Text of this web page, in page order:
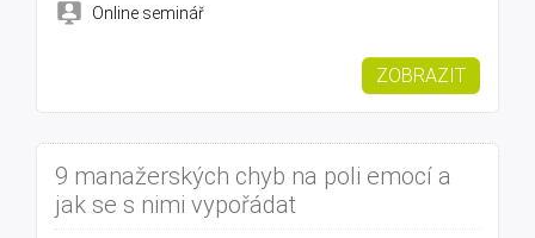
Online seminář
ZOBRAZIT
9 manažerských chyb na poli emocí a
jak se s nimi vypořádat